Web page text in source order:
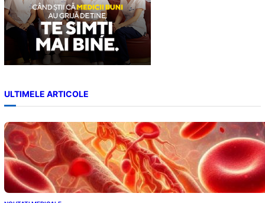
ULTIMELE ARTICOLE